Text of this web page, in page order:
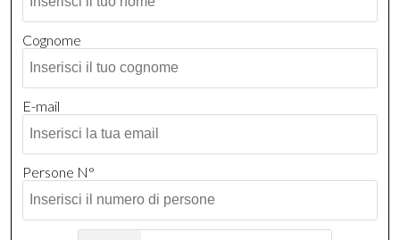
Cognome
E-mail
Persone N°